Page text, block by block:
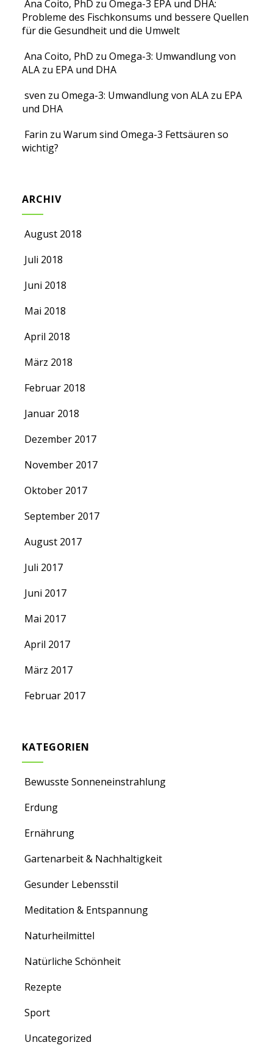
Ana Coito, PhD zuOmega-3 EPA und DHA:
Probleme des Fischkonsums und bessere Quellen
für die Gesundheit und die Umwelt
Ana Coito, PhD zuOmega-3: Umwandlung von
ALA zu EPA und DHA
sven zuOmega-3: Umwandlung von ALA zu EPA
und DHA
Farin zuWarum sind Omega-3 Fettsäuren so
wichtig?
ARCHIV
August 2018
Juli 2018
Juni 2018
Mai 2018
April 2018
März 2018
Februar 2018
Januar 2018
Dezember 2017
November 2017
Oktober 2017
September 2017
August 2017
Juli 2017
Juni 2017
Mai 2017
April 2017
März 2017
Februar 2017
KATEGORIEN
Bewusste Sonneneinstrahlung
Erdung
Ernährung
Gartenarbeit & Nachhaltigkeit
Gesunder Lebensstil
Meditation & Entspannung
Naturheilmittel
Natürliche Schönheit
Rezepte
Sport
Uncategorized